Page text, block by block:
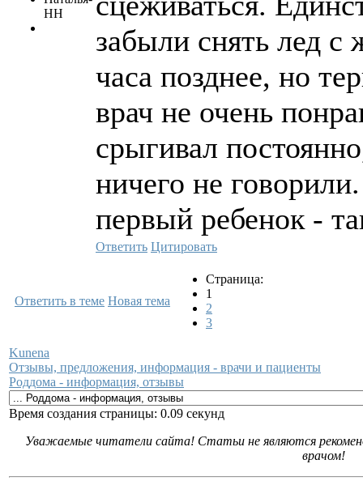
НН
забыли снять лед с
часа позднее, но
врач не очень
срыгивал
ничего не
первый ребенок -
Ответить Цитировать
Ответить в теме Новая тема
Страница:
1
2
3
Kunena
Отзывы, предложения, информация - врачи и пациенты
Роддома - информация, отзывы
Время создания страницы: 0.09 секунд
Уважаемые читатели сайта! Статьи не являются
врачом!